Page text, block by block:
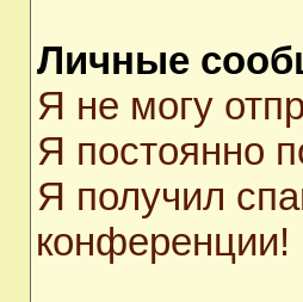
Личные
Я не могу
Я постоянно
Я получил
конференции!